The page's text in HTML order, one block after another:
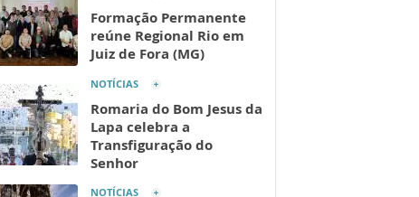
Formação Permanente
reúne Regional Rio em
Juiz de Fora (MG)
NOTÍCIAS
Romaria do Bom Jesus da
Lapa celebra a
Transfiguração do
Senhor
NOTÍCIAS